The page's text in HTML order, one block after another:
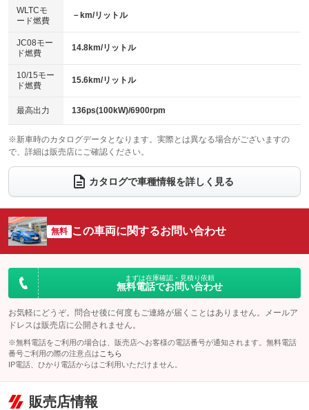
センターデフロック
：装備なし
電動格納ミラー
：装備あり
エアロ
：装備あり
：装備あり
パワーシート
ベンチシート
：装備なし
チップアップシート
：装備なし
：装備なし ：装備なし
ウォークスルー
：装備なし
電動リアゲート フロントカメラ
：装備なし
：装備なし ：装備なし
サイドカメラ
：装備なし ルーフレール
：装備なし
：装備なし
：装備なし
WLTCモ
ード燃費
－km/リットル
JC08モー
ド燃費
14.8km/リットル
10/15モー
ド燃費
15.6km/リットル
最高出力 136ps(100kW)/6900rpm
※新車時のカタログデータとなります。実際とは異なる場合がございますの
で、詳細は販売店にご確認ください。
カタログで車種情報を詳しく見る
無料 この車両に関するお問い合わせ
まずは在庫確認・見積り依頼
無料電話でお問い合わせ
お気軽にどうぞ。問合せ後に何度もご連絡が届くことはありません。メールア
ドレスは販売店に公開されません。
※無料電話をご利用の場合は、販売店へお客様の電話番号が通知されます。無料電話
番号ご利用の際の注意点は こちら
IP電話、ひかり電話からはご利用いただけません。
販売店情報